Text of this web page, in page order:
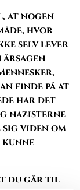
at nogen
hvor
selv lever
finde på at
har det
nazisterne
viden om
du går til